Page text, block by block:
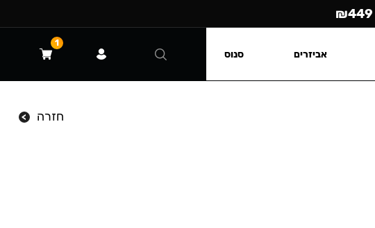
חזרה
אביזרים סנוס
1